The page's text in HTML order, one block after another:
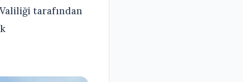
tarafından